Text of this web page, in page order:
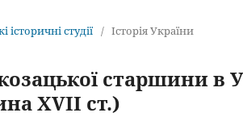
історичні студії / Історія України
старшини в
XVII ст.)